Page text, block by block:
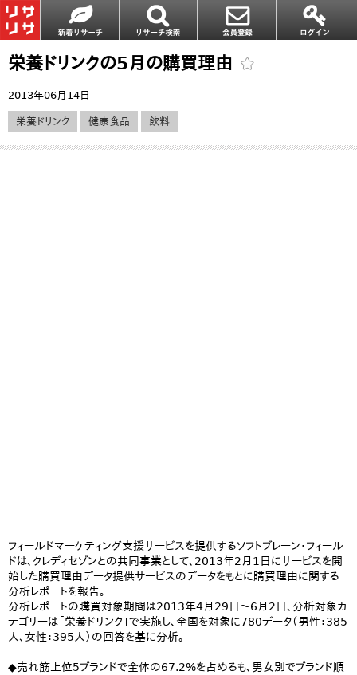
栄養ドリンクの5月の購買理由
2013年06月14日
栄養ドリンク 健康食品 飲料
フィールドマーケティング支援サービスを提供するソフトブレーン・フィール
ドは、クレディセゾンとの共同事業として、2013年2月1日にサービスを開
始した購買理由データ提供サービスのデータをもとに購買理由に関する
分析レポートを報告。
分析レポートの購買対象期間は2013年4月29日～6月2日、分析対象カ
テゴリーは「栄養ドリンク」で実施し、全国を対象に780データ（男性：385
人、女性：395人）の回答を基に分析。
◆売れ筋上位5ブランドで全体の67.2%を占めるも、男女別でブランド順